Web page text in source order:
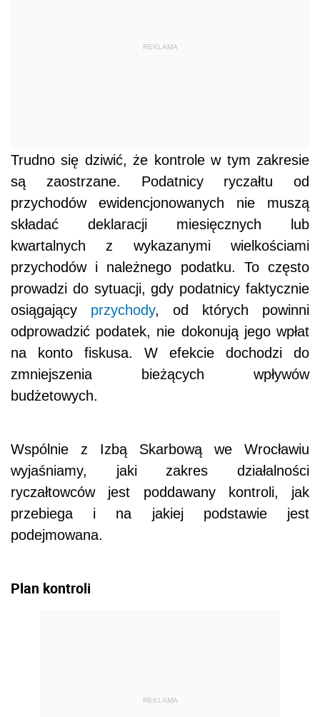
REKLAMA
Trudno się dziwić, że kontrole w tym zakresie
są zaostrzane. Podatnicy ryczałtu od
przychodów ewidencjonowanych nie muszą
składać deklaracji miesięcznych lub
kwartalnych z wykazanymi wielkościami
przychodów i należnego podatku. To często
prowadzi do sytuacji, gdy podatnicy faktycznie
osiągający przychody, od których powinni
odprowadzić podatek, nie dokonują jego wpłat
na konto fiskusa. W efekcie dochodzi do
zmniejszenia bieżących wpływów
budżetowych.
Wspólnie z Izbą Skarbową we Wrocławiu
wyjaśniamy, jaki zakres działalności
ryczałtowców jest poddawany kontroli, jak
przebiega i na jakiej podstawie jest
podejmowana.
Plan kontroli
REKLAMA